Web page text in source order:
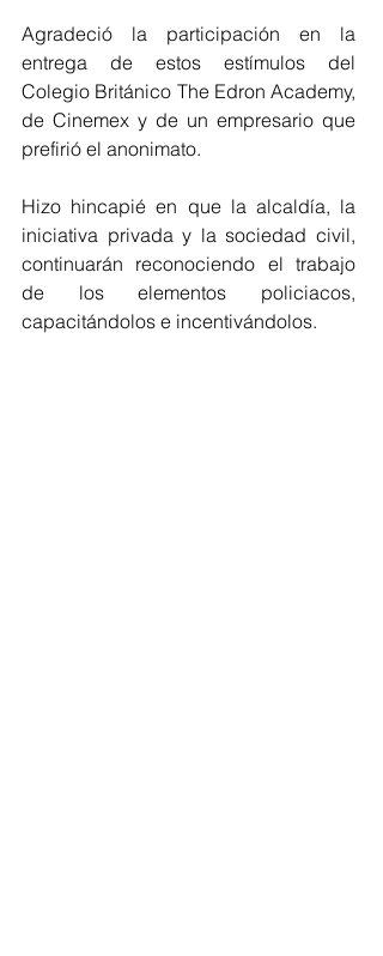
Agradeció la participación en la
entrega de estos estímulos del
Colegio Británico The Edron Academy,
de Cinemex y de un empresario que
prefirió el anonimato.
Hizo hincapié en que la alcaldía, la
iniciativa privada y la sociedad civil,
continuarán reconociendo el trabajo
de los elementos policiacos,
capacitándolos e incentivándolos.